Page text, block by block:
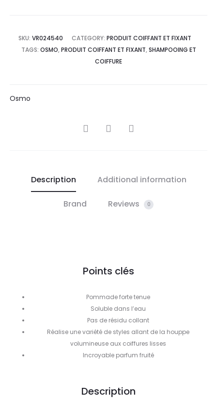
SKU: VR024540 CATEGORY: PRODUIT COIFFANT ET FIXANT
TAGS: OSMO, PRODUIT COIFFANT ET FIXANT, SHAMPOOING ET
COIFFURE
Osmo
SHARE
Description Additional information
Brand Reviews 0
Points clés
Pommade forte tenue
Soluble dans l’eau
Pas de résidu collant
Réalise une variété de styles allant de la houppe
volumineuse aux coiffures lisses
Incroyable parfum fruité
Description